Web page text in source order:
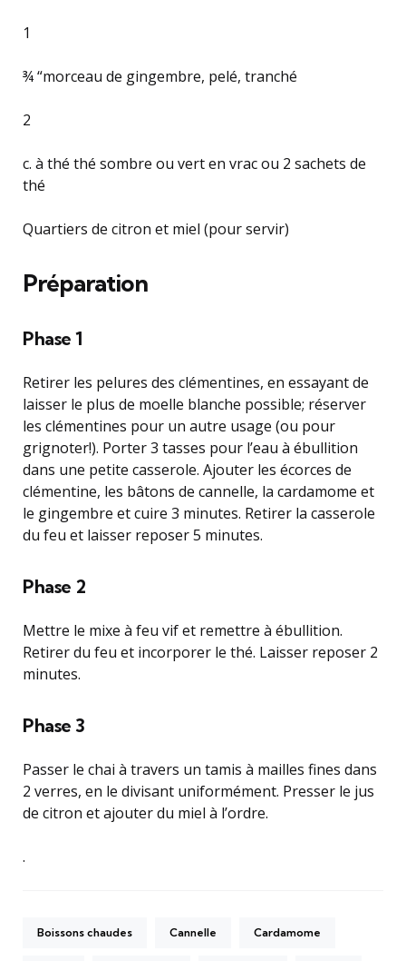
1
¾ “morceau de gingembre, pelé, tranché
2
c. à thé thé sombre ou vert en vrac ou 2 sachets de
thé
Quartiers de citron et miel (pour servir)
Préparation
Phase 1
Retirer les pelures des clémentines, en essayant de
laisser le plus de moelle blanche possible; réserver
les clémentines pour un autre usage (ou pour
grignoter!). Porter 3 tasses pour l’eau à ébullition
dans une petite casserole. Ajouter les écorces de
clémentine, les bâtons de cannelle, la cardamome et
le gingembre et cuire 3 minutes. Retirer la casserole
du feu et laisser reposer 5 minutes.
Phase 2
Mettre le mixe à feu vif et remettre à ébullition.
Retirer du feu et incorporer le thé. Laisser reposer 2
minutes.
Phase 3
Passer le chai à travers un tamis à mailles fines dans
2 verres, en le divisant uniformément. Presser le jus
de citron et ajouter du miel à l’ordre.
.
Boissons chaudes Cannelle Cardamome